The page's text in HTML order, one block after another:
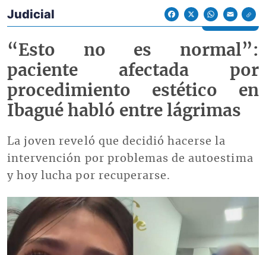
Econoticias y Eventos
Judicial
FacebookX WhatsAppEmail
“Esto no es normal”:
paciente afectada por
procedimiento estético en
Ibagué habló entre lágrimas
La joven reveló que decidió hacerse la
intervención por problemas de autoestima
y hoy lucha por recuperarse.
Imagen